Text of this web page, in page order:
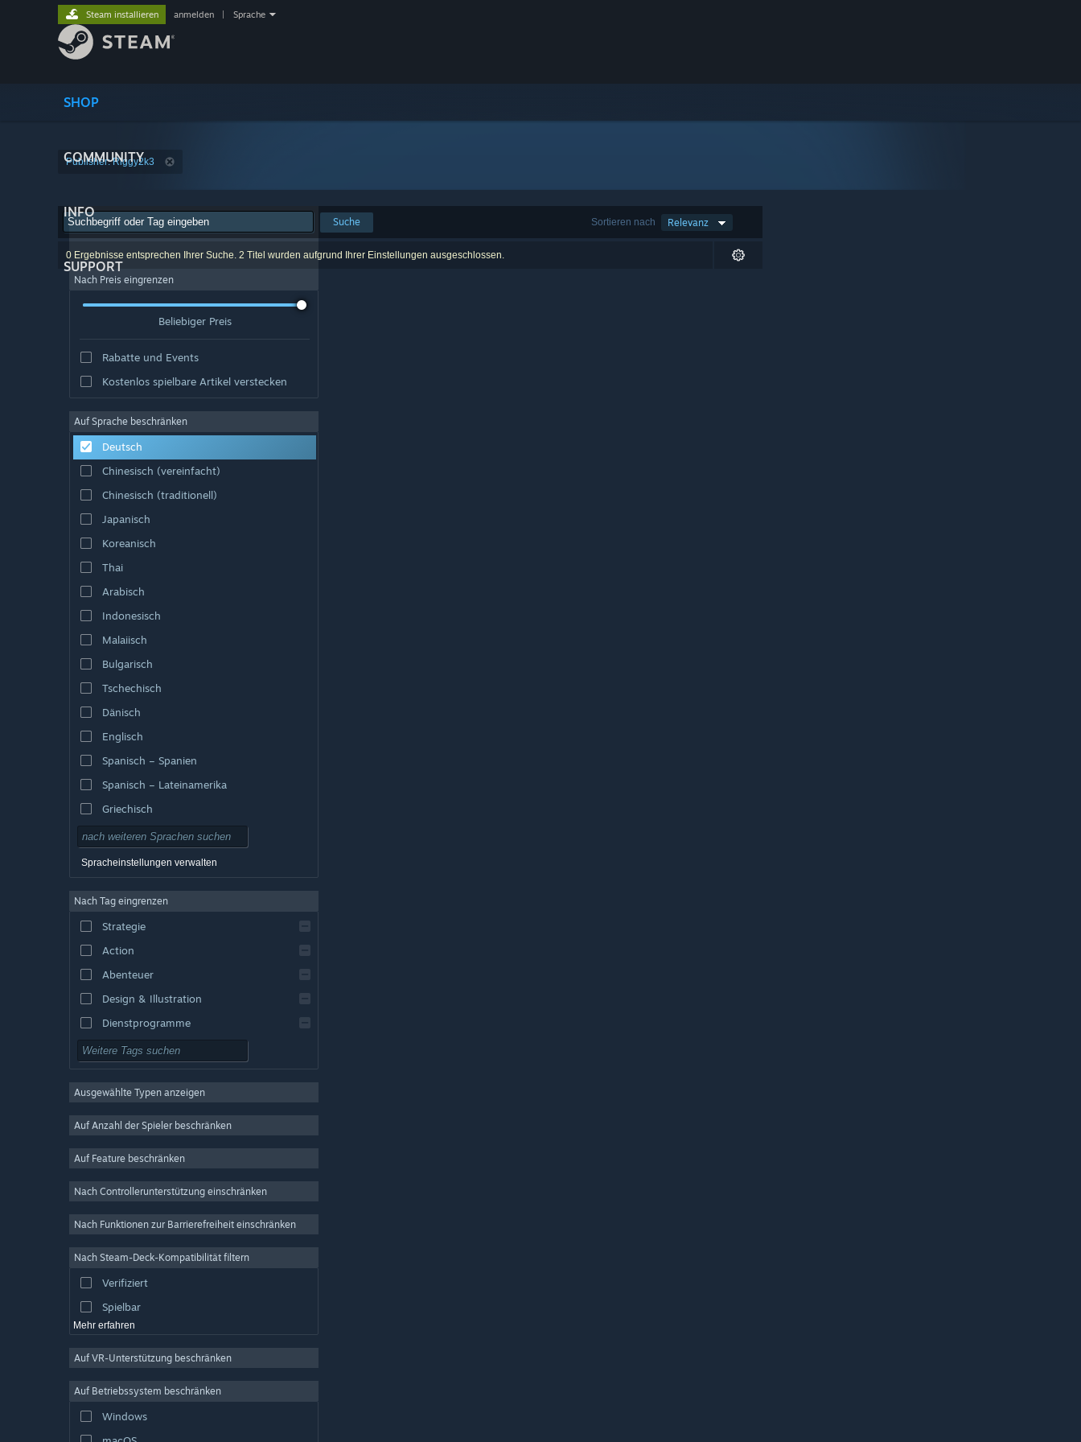
SHOP
COMMUNITY
INFO
SUPPORT
Steam installieren anmelden Sprache
Publisher: Riggy2k3
Sortieren nach Relevanz
Suche
0 Ergebnisse entsprechen Ihrer Suche. 2 Titel wurden aufgrund Ihrer Einstellungen ausgeschlossen.
Nach Preis eingrenzen
Beliebiger Preis
Rabatte und Events
Kostenlos spielbare Artikel verstecken
Auf Sprache beschränken
Deutsch
Chinesisch (vereinfacht)
Chinesisch (traditionell)
Japanisch
Koreanisch
Thai
Arabisch
Indonesisch
Malaiisch
Bulgarisch
Tschechisch
Dänisch
Englisch
Spanisch – Spanien
Spanisch – Lateinamerika
Griechisch
Spracheinstellungen verwalten
Nach Tag eingrenzen
Strategie
Action
Abenteuer
Design & Illustration
Dienstprogramme
Kostenlos spielbar
MMO
Indie
Simulation
Videoproduktion
Fotobearbeitung
Ausgewählte Typen anzeigen
Auf Anzahl der Spieler beschränken
Auf Feature beschränken
Nach Controllerunterstützung einschränken
Nach Funktionen zur Barrierefreiheit einschränken
Nach Steam-Deck-Kompatibilität filtern
Verifiziert
Spielbar
Mehr erfahren
Auf VR-Unterstützung beschränken
Auf Betriebssystem beschränken
Windows